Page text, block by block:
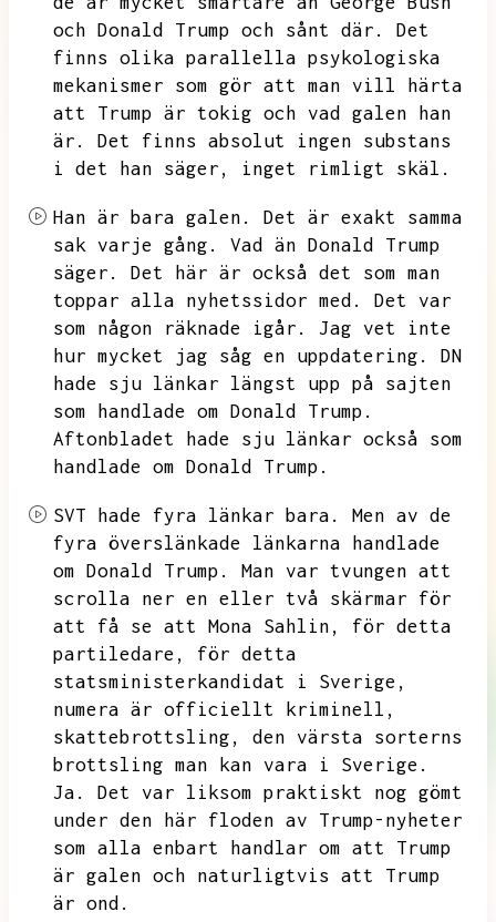
och Donald Trump och sånt där.
Det
finns olika parallella psykologiska
mekanismer som gör att man vill härta
att Trump är tokig och vad galen han
är.
Det finns absolut ingen substans
i det han säger,
inget rimligt skäl.
Han är bara galen.
Det är exakt samma
sak varje gång.
Vad än Donald Trump
säger.
Det här är också det som man
toppar alla nyhetssidor med.
Det var
som någon räknade igår.
Jag vet inte
hur mycket jag såg en uppdatering.
DN
hade sju länkar längst upp på sajten
som handlade om Donald Trump.
Aftonbladet hade sju länkar också som
handlade om Donald Trump.
SVT hade fyra länkar bara.
Men av de
fyra överslänkade länkarna handlade
om Donald Trump.
Man var tvungen att
scrolla ner en eller två skärmar för
att få se att Mona Sahlin,
för detta
partiledare,
för detta
statsministerkandidat i Sverige,
numera är officiellt kriminell,
skattebrottsling,
den värsta sorterns
brottsling man kan vara i Sverige.
Ja.
Det var liksom praktiskt nog gömt
under den här floden av Trump-nyheter
som alla enbart handlar om att Trump
är galen och naturligtvis att Trump
är ond.